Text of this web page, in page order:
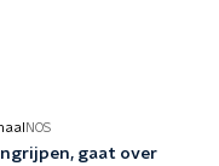
NOS
gaat over